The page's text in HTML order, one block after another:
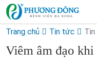
Trang chủ Tin tức
Viêm âm đạo